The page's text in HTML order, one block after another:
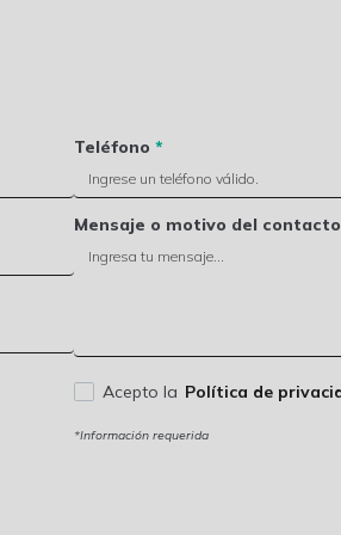
Teléfono *
Mensaje o motivo del contacto
Acepto la Política de
*Información requerida